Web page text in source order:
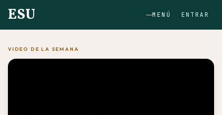
ESU MENÚ ENTRAR
VIDEO DE LA SEMANA